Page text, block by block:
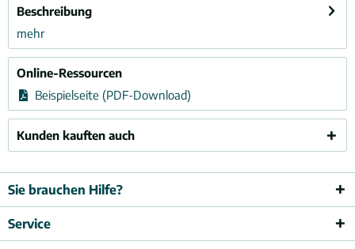
Beschreibung
mehr
Online-Ressourcen
Beispielseite (PDF-Download)
Kunden kauften auch
Sie brauchen Hilfe?
Service